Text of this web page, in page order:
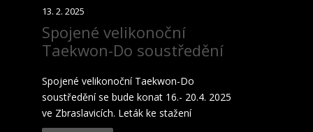
13. 2. 2025
Spojené velikonoční
Taekwon-Do soustředění
Spojené velikonoční Taekwon-Do
soustředění se bude konat 16.- 20.4. 2025
ve Zbraslavicích. Leták ke stažení